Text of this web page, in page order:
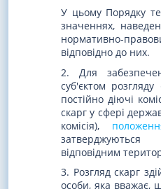
У цьому Порядку
значеннях,
нормативно-
відповідно до них.
2. Для
суб'єктом
постійно діючі
скарг у сфері
комісія),
відповідним
3. Розгляд скарг
особи, яка вважає,